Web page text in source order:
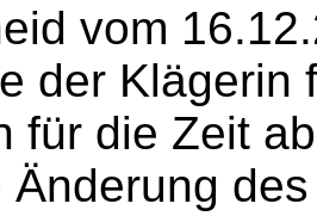
vom
der Klägerin
für die Zeit
Änderung